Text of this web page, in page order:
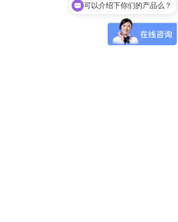
可以介绍下你们的产品么？